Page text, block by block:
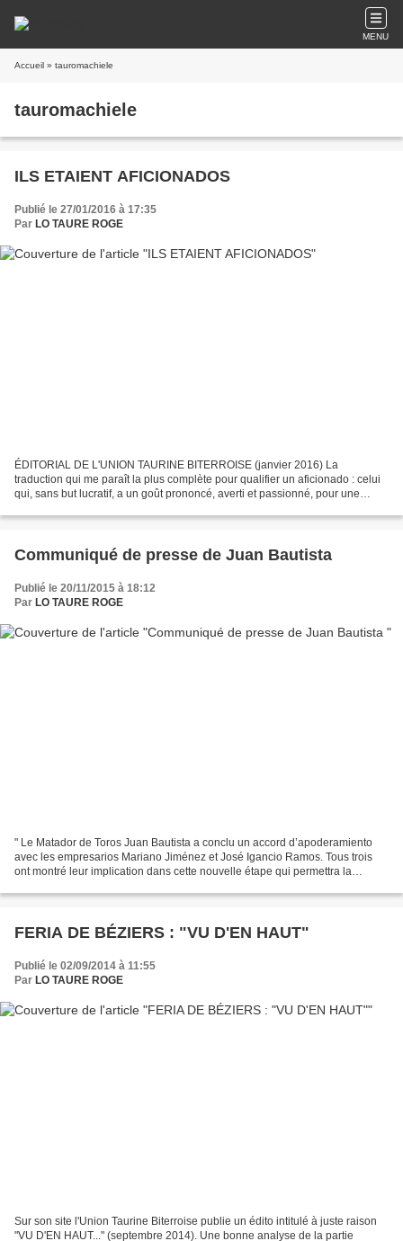
MENU
Accueil » tauromachiele
tauromachiele
ILS ETAIENT AFICIONADOS
Publié le 27/01/2016 à 17:35
Par LO TAURE ROGE
ÉDITORIAL DE L'UNION TAURINE BITERROISE (janvier 2016) La
traduction qui me paraît la plus complète pour qualifier un aficionado : celui
qui, sans but lucratif, a un goût prononcé, averti et passionné, pour une
Communiqué de presse de Juan Bautista
Publié le 20/11/2015 à 18:12
Par LO TAURE ROGE
" Le Matador de Toros Juan Bautista a conclu un accord d’apoderamiento
avec les empresarios Mariano Jiménez et José Igancio Ramos. Tous trois
ont montré leur implication dans cette nouvelle étape qui permettra la
FERIA DE BÉZIERS : "VU D'EN HAUT"
Publié le 02/09/2014 à 11:55
Par LO TAURE ROGE
Sur son site l'Union Taurine Biterroise publie un édito intitulé à juste raison
"VU D'EN HAUT..." (septembre 2014). Une bonne analyse de la partie